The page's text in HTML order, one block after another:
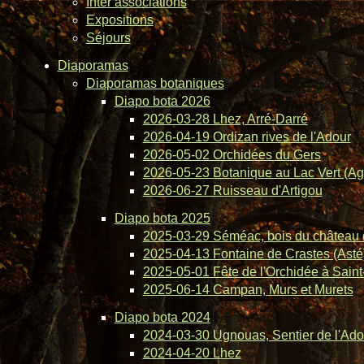
Expositions
Séjours
Diaporamas
Diaporamas botaniques
Diapo bota 2026
2026-03-28 Lhez, Arré-Darré
2026-04-19 Ordizan rives de l'Adour
2026-05-02 Orchidées du Gers
2026-05-23 Botanique au Lac Vert
2026-06-27 Ruisseau d'Artigou
Diapo bota 2025
2025-03-29 Séméac, bois du château
2025-04-13 Fontaine de Crastes
2025-05-01 Fête de l'Orchidée à
2025-06-14 Campan, Murs et Murets
Diapo bota 2024
2024-03-30 Ugnouas, Sentier de
2024-04-20 Lhez